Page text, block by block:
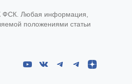
ФСК. Любая информация,
положениями статьи